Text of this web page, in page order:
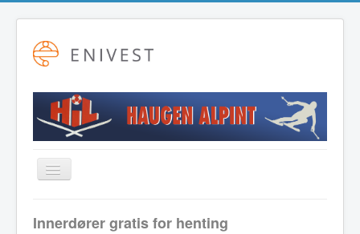
Toggle
Navigation
Innerdører gratis for henting